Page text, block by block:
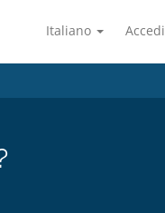
Italiano Accedi